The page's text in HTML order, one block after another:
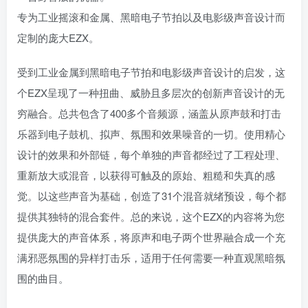
专为工业摇滚和金属、黑暗电子节拍以及电影级声音设计而
定制的庞大EZX。
受到工业金属到黑暗电子节拍和电影级声音设计的启发，这
个EZX呈现了一种扭曲、威胁且多层次的创新声音设计的无
穷融合。总共包含了400多个音频源，涵盖从原声鼓和打击
乐器到电子鼓机、拟声、氛围和效果噪音的一切。使用精心
设计的效果和外部链，每个单独的声音都经过了工程处理、
重新放大或混音，以获得可触及的原始、粗糙和失真的感
觉。以这些声音为基础，创造了31个混音就绪预设，每个都
提供其独特的混合套件。总的来说，这个EZX的内容将为您
提供庞大的声音体系，将原声和电子两个世界融合成一个充
满邪恶氛围的异样打击乐，适用于任何需要一种直观黑暗氛
围的曲目。